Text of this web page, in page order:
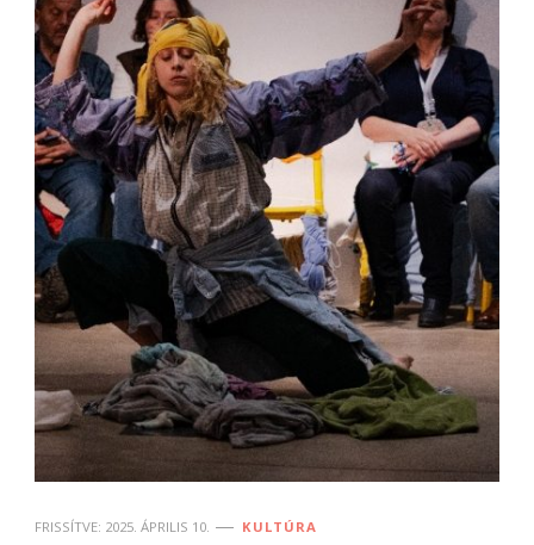
FRISSÍTVE: 2025. ÁPRILIS 10. KULTÚRA